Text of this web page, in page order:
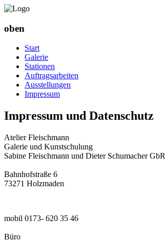
oben
Start
Galerie
Stationen
Auftragsarbeiten
Ausstellungen
Impressum
Impressum und Datenschutz
Atelier Fleischmann
Galerie und Kunstschulung
Sabine Fleischmann und Dieter Schumacher GbR
Bahnhofstraße 6
73271 Holzmaden
mobil 0173- 620 35 46
Büro